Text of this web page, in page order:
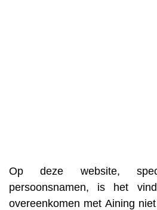
Op deze website,
persoonsnamen, is het
overeenkomen met Aining